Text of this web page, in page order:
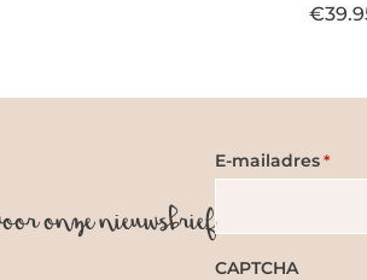
onze nieuwsbrief
E-mailadres *
CAPTCHA